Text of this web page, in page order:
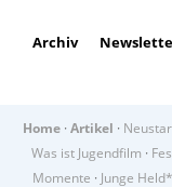
Archiv
Home · Artikel ·
Was ist Jugendfilm ·
Momente · Junge